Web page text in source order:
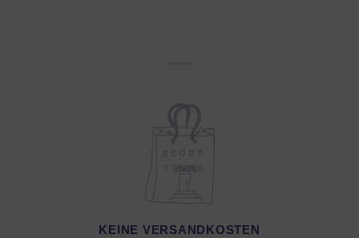
KEINE VERSANDKOSTEN